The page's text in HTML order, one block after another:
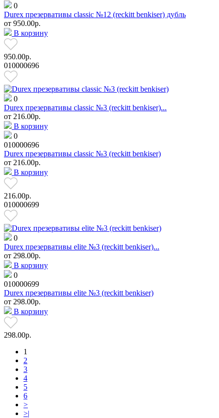
0
Durex презервативы classic №12 (reckitt benkiser) дубль
от 950.00р.
В корзину
950.00р.
010000696
0
Durex презервативы classic №3 (reckitt benkiser)...
от 216.00р.
В корзину
0
010000696
Durex презервативы classic №3 (reckitt benkiser)
от 216.00р.
В корзину
216.00р.
010000699
0
Durex презервативы elite №3 (reckitt benkiser)...
от 298.00р.
В корзину
0
010000699
Durex презервативы elite №3 (reckitt benkiser)
от 298.00р.
В корзину
298.00р.
1
2
3
4
5
6
>
>|